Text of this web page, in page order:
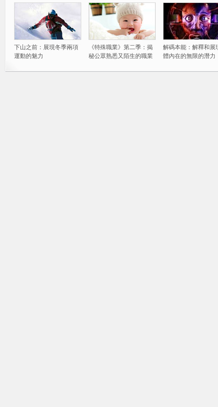
下山之前：展現冬季兩項
運動的魅力
《特殊職業》第二季：揭
秘公眾熟悉又陌生的職業
解碼本能：解釋和展
體內在的無限的潛力